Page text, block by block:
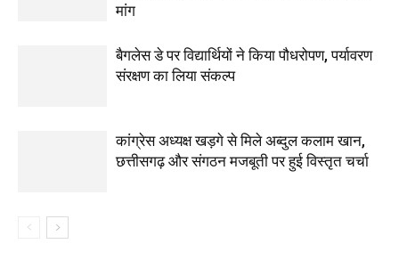
मांग
बैगलेस डे पर विद्यार्थियों ने किया पौधरोपण, पर्यावरण
संरक्षण का लिया संकल्प
कांग्रेस अध्यक्ष खड़गे से मिले अब्दुल कलाम खान,
छत्तीसगढ़ और संगठन मजबूती पर हुई विस्तृत चर्चा